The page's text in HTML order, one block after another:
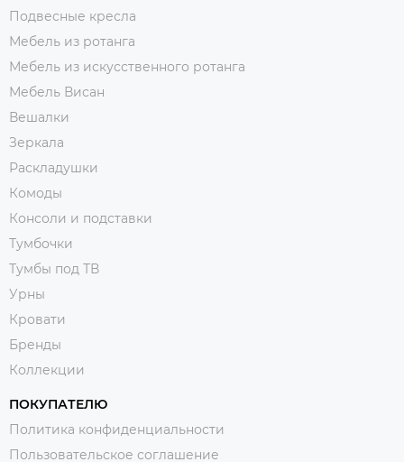
Подвесные кресла
Мебель из ротанга
Мебель из искусственного ротанга
Мебель Висан
Вешалки
Зеркала
Раскладушки
Комоды
Консоли и подставки
Тумбочки
Тумбы под ТВ
Урны
Кровати
Бренды
Коллекции
ПОКУПАТЕЛЮ
Политика конфиденциальности
Пользовательское соглашение